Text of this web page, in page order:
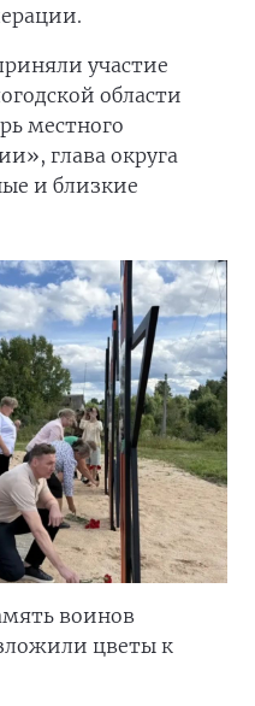
участие
области
местного
глава округа
и близкие
воинов
цветы к